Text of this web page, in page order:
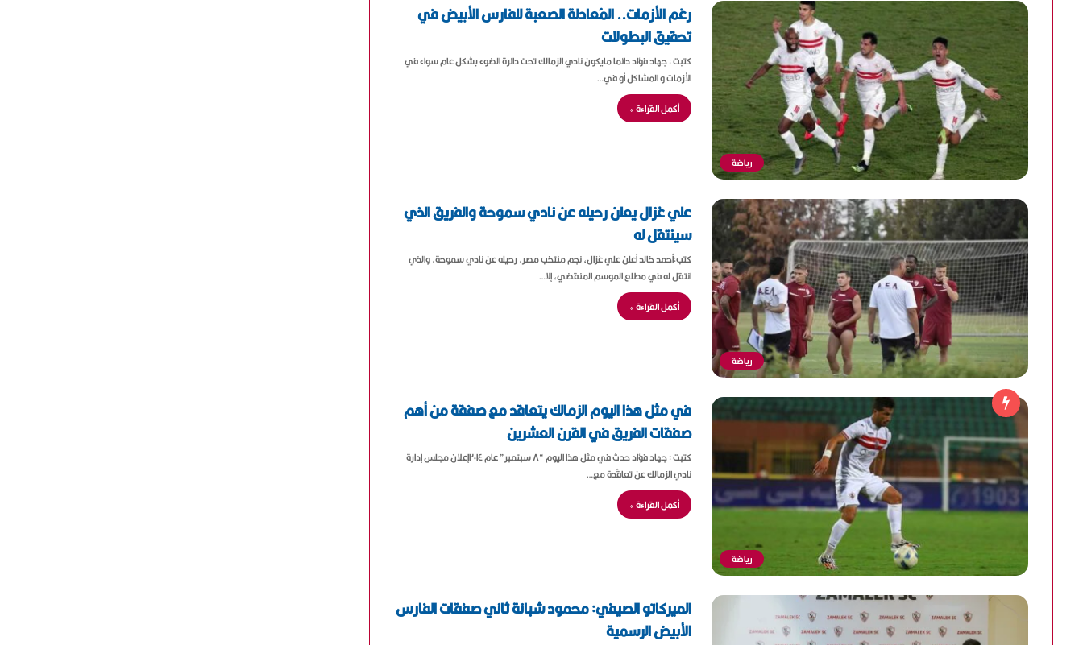
رياضة
رغم الأزمات.. المُعادلة الصعبة للفارس الأبيض في
تحقيق البطولات
كتبت : جهاد فؤاد دائما مايكون نادي الزمالك تحت دائرة الضوء بشكل عام سواء في
الأزمات و المشاكل أو في…
أكمل القراءة »
رياضة
علي غزال يعلن رحيله عن نادي سموحة والفريق الذي
سينتقل له
كتب:أحمد خالد أعلن علي غزال، نجم منتخب مصر، رحيله عن نادي سموحة، والذي
انتقل له في مطلع الموسم المنقضي، إلا…
أكمل القراءة »
رياضة
في مثل هذا اليوم الزمالك يتعاقد مع صفقة من أهم
صفقات الفريق في القرن العشرين
كتبت : جهاد فؤاد حدث في مثل هذا اليوم “٨ سبتمبر” عام ٢٠١٤إعلان مجلس إدارة
نادي الزمالك عن تعاقُدة مع…
أكمل القراءة »
الميركاتو الصيفي: محمود شبانة ثاني صفقات الفارس
الأبيض الرسمية